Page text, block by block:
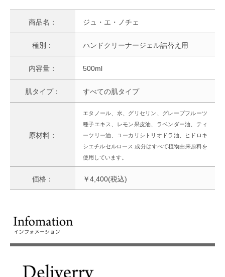
商品名： ジュ・エ・ノチェ
種別： ハンドクリーナージェル詰替え用
内容量： 500ml
肌タイプ： すべての肌タイプ
原材料：
エタノール、水、グリセリン、グレープフルーツ
種子エキス、レモン果皮油、ラベンダー油、ティ
ーツリー油、ユーカリシトリオドラ油、ヒドロキ
シエチルセルロース 成分はすべて植物由来原料を
使用しています。
価格： ￥4,400(税込)